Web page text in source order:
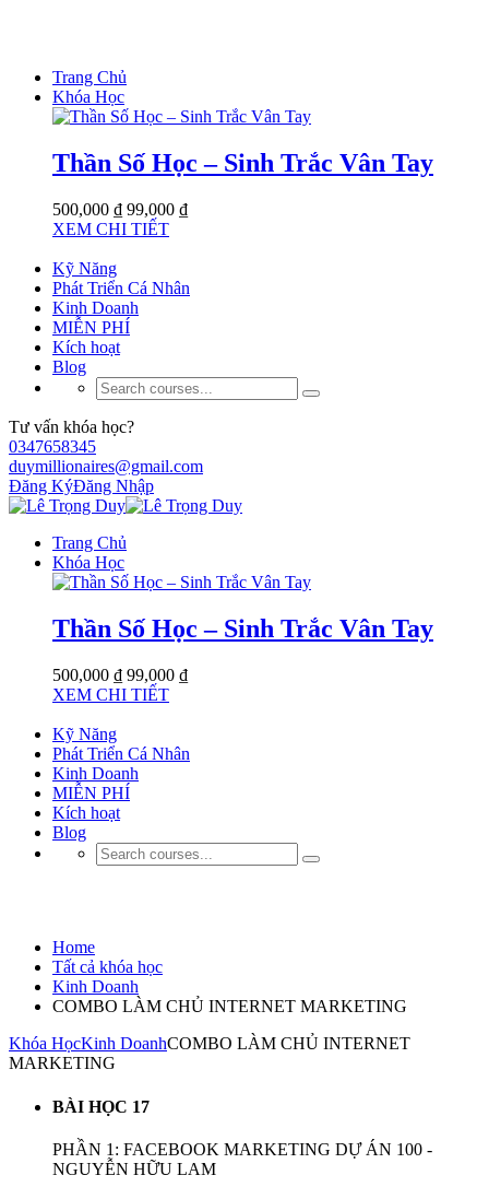
Trang Chủ
Khóa Học
Thần Số Học – Sinh Trắc Vân Tay
500,000 ₫ 99,000 ₫
XEM CHI TIẾT
Kỹ Năng
Phát Triển Cá Nhân
Kinh Doanh
MIỄN PHÍ
Kích hoạt
Blog
Tư vấn khóa học?
0347658345
duymillionaires@gmail.com
Đăng KýĐăng Nhập
Trang Chủ
Khóa Học
Thần Số Học – Sinh Trắc Vân Tay
500,000 ₫ 99,000 ₫
XEM CHI TIẾT
Kỹ Năng
Phát Triển Cá Nhân
Kinh Doanh
MIỄN PHÍ
Kích hoạt
Blog
Home
Tất cả khóa học
Kinh Doanh
COMBO LÀM CHỦ INTERNET MARKETING
Khóa HọcKinh DoanhCOMBO LÀM CHỦ INTERNET
MARKETING
BÀI HỌC 17
PHẦN 1: FACEBOOK MARKETING DỰ ÁN 100 -
NGUYỄN HỮU LAM